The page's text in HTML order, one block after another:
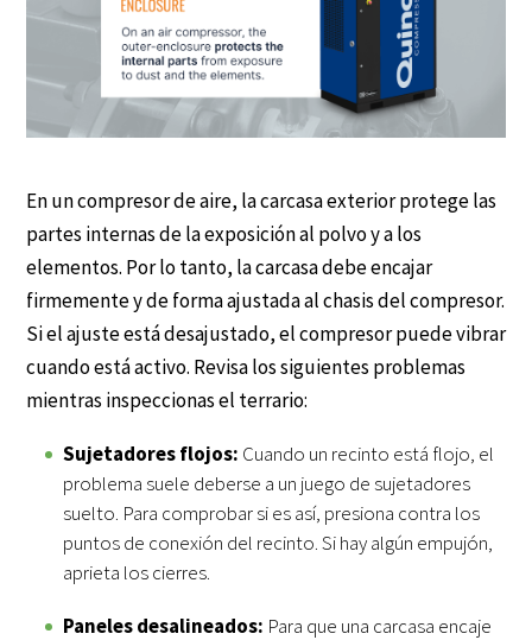
En un compresor de aire, la carcasa exterior protege las
partes internas de la exposición al polvo y a los
elementos. Por lo tanto, la carcasa debe encajar
firmemente y de forma ajustada al chasis del compresor.
Si el ajuste está desajustado, el compresor puede vibrar
cuando está activo. Revisa los siguientes problemas
mientras inspeccionas el terrario:
Sujetadores flojos: Cuando un recinto está flojo, el
problema suele deberse a un juego de sujetadores
suelto. Para comprobar si es así, presiona contra los
puntos de conexión del recinto. Si hay algún empujón,
aprieta los cierres.
Paneles desalineados: Para que una carcasa encaje